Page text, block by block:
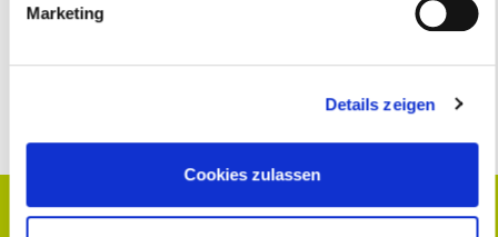
Marketing
Details zeigen
Cookies zulassen
Home